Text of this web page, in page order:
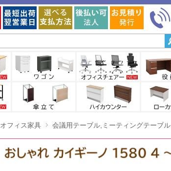
オフィス家具 会議用テーブル,ミーティングテーブル